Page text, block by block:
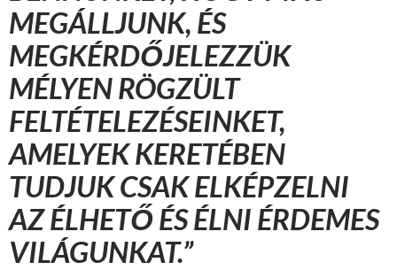
MEGÁLLJUNK, ÉS
MEGKÉRDŐJELEZZÜK
MÉLYEN RÖGZÜLT
FELTÉTELEZÉSEINKET,
AMELYEK KERETÉBEN
TUDJUK CSAK ELKÉPZELNI
AZ ÉLHETŐ ÉS ÉLNI ÉRDEMES
VILÁGUNKAT.”